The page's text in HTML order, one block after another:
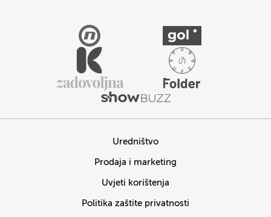
Uredništvo
Prodaja i marketing
Uvjeti korištenja
Politika zaštite privatnosti